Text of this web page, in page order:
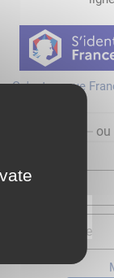
Qu'est-ce que
ou